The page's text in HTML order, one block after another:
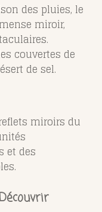
des pluies, le
miroir,
couvertes de
de sel.
miroirs du
et des